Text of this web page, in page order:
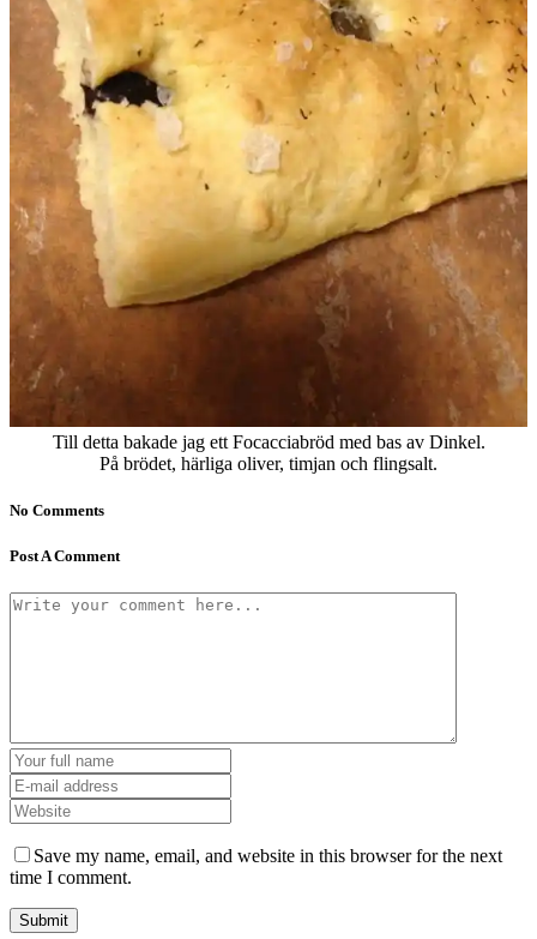
Till detta bakade jag ett Focacciabröd med bas av Dinkel.
På brödet, härliga oliver, timjan och flingsalt.
No Comments
Post A Comment
Save my name, email, and website in this browser for the next
time I comment.